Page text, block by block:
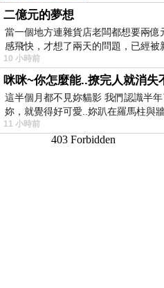
二億元的夢想
當一個地方連雜貨店老闆都想要兩
感飛快，才想了兩天的問題，已經
10 小時前
咪咪~你怎麼能..撩完人就消失
這半個月都不見妳貓影 我們認識半
妳，就覺得好可愛..妳趴在羅馬柱與
11 小時前